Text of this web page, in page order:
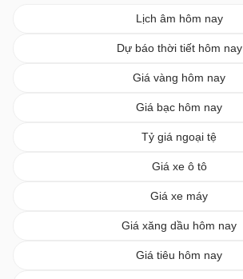
Lịch âm hôm nay
Dự báo thời tiết hôm nay
Giá vàng hôm nay
Giá bạc hôm nay
Tỷ giá ngoại tệ
Giá xe ô tô
Giá xe máy
Giá xăng dầu hôm nay
Giá tiêu hôm nay